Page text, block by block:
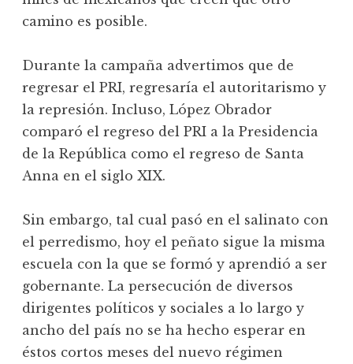
camino es posible.
Durante la campaña advertimos que de
regresar el PRI, regresaría el autoritarismo y
la represión. Incluso, López Obrador
comparó el regreso del PRI a la Presidencia
de la República como el regreso de Santa
Anna en el siglo XIX.
Sin embargo, tal cual pasó en el salinato con
el perredismo, hoy el peñato sigue la misma
escuela con la que se formó y aprendió a ser
gobernante. La persecución de diversos
dirigentes políticos y sociales a lo largo y
ancho del país no se ha hecho esperar en
éstos cortos meses del nuevo régimen